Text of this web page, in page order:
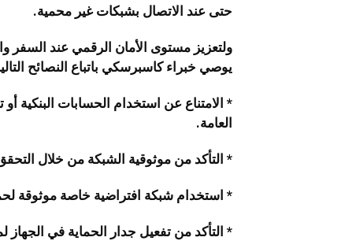
حتى عند الاتصال بشبكات غير محمية.
ولتعزيز مستوى الأمان الرقمي عند السفر
يوصي خبراء كاسبرسكي باتباع النصائح
* الامتناع عن استخدام الحسابات البنكية
العامة.
* التأكد من موثوقية الشبكة من خلال
* استخدام شبكة افتراضية خاصة موثوقة
* التأكد من تفعيل جدار الحماية في